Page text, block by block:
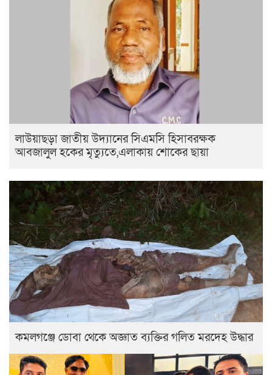
লাউয়াছড়া জাতীয় উদ্যানের সিএমসি হিসাবরক্ষক
আবজালুল হকের মৃত্যুতে,এলাকায় শোকের ছায়া
কমলগঞ্জে ডোবা থেকে অজ্ঞাত ব্যক্তির গলিত মরদেহ উদ্ধার